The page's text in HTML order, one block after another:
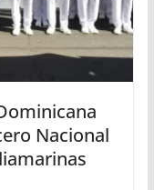
Nacional